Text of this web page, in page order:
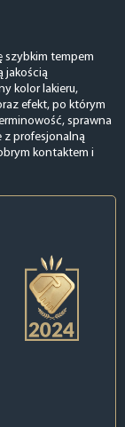
szybkim tempem
jakością
kolor lakieru,
efekt, po którym
sprawna
z profesjonalną
kontaktem i